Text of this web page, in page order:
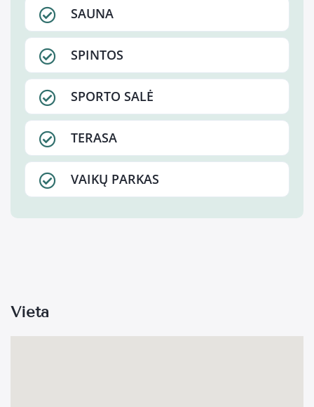
SAUNA
SPINTOS
SPORTO SALĖ
TERASA
VAIKŲ PARKAS
Vieta